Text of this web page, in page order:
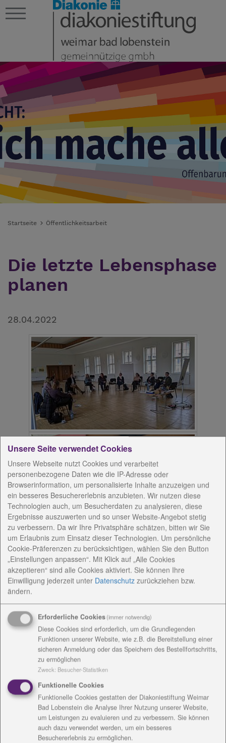
Startseite Öffentlichkeitsarbeit
Die letzte Lebensphase
planen
28.04.2022
Unsere Seite verwendet Cookies
Unsere Webseite nutzt Cookies und verarbeitet
personenbezogene Daten wie die IP-Adresse oder
Browserinformation, um personalisierte Inhalte anzuzeigen und
ein besseres Besuchererlebnis anzubieten. Wir nutzen diese
Technologien auch, um Besucherdaten zu analysieren, diese
Ergebnisse auszuwerten und so unser Website-Angebot stetig
zu verbessern. Da wir Ihre Privatsphäre schätzen, bitten wir Sie
um Erlaubnis zum Einsatz dieser Technologien. Um persönliche
Cookie-Präferenzen zu berücksichtigen, wählen Sie den Button
„Einstellungen anpassen“. Mit Klick auf „Alle Cookies
akzeptieren“ sind alle Cookies aktiviert. Sie können Ihre
Einwilligung jederzeit unter Datenschutz zurückziehen bzw.
ändern.
Erforderliche Cookies(immer notwendig)
Diese Cookies sind erforderlich, um die Grundlegenden
Funktionen unserer Website, wie z.B. die Bereitstellung einer
sicheren Anmeldung oder das Speichern des Bestellfortschritts,
zu ermöglichen
Zweck: Besucher-Statistiken
Funktionelle Cookies
Funktionelle Cookies gestatten der Diakoniestiftung Weimar
Bad Lobenstein die Analyse Ihrer Nutzung unserer Website,
um Leistungen zu evaluieren und zu verbessern. Sie können
auch dazu verwendet werden, um ein besseres
Besuchererlebnis zu ermöglichen.